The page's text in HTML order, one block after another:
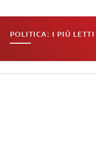
POLITICA: I PIÙ LETTI